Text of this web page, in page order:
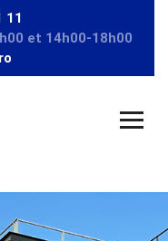
11
et 14h00-18h00